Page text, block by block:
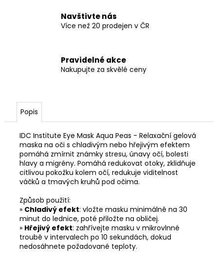
Navštivte nás
Více než 20 prodejen v ČR
Pravidelné akce
Nakupujte za skvělé ceny
Popis
IDC Institute Eye Mask Aqua Peas - Relaxační gelová
maska na oči s chladivým nebo hřejivým efektem
pomáhá zmírnit známky stresu, únavy očí, bolesti
hlavy a migrény. Pomáhá redukovat otoky, zklidňuje
citlivou pokožku kolem očí, redukuje viditelnost
váčků a tmavých kruhů pod očima.
Způsob použití:
» Chladivý efekt: vložte masku minimálně na 30
minut do lednice, poté přiložte na obličej.
» Hřejivý efekt: zahřívejte masku v mikrovlnné
troubě v intervalech po 10 sekundách, dokud
nedosáhnete požadované teploty.